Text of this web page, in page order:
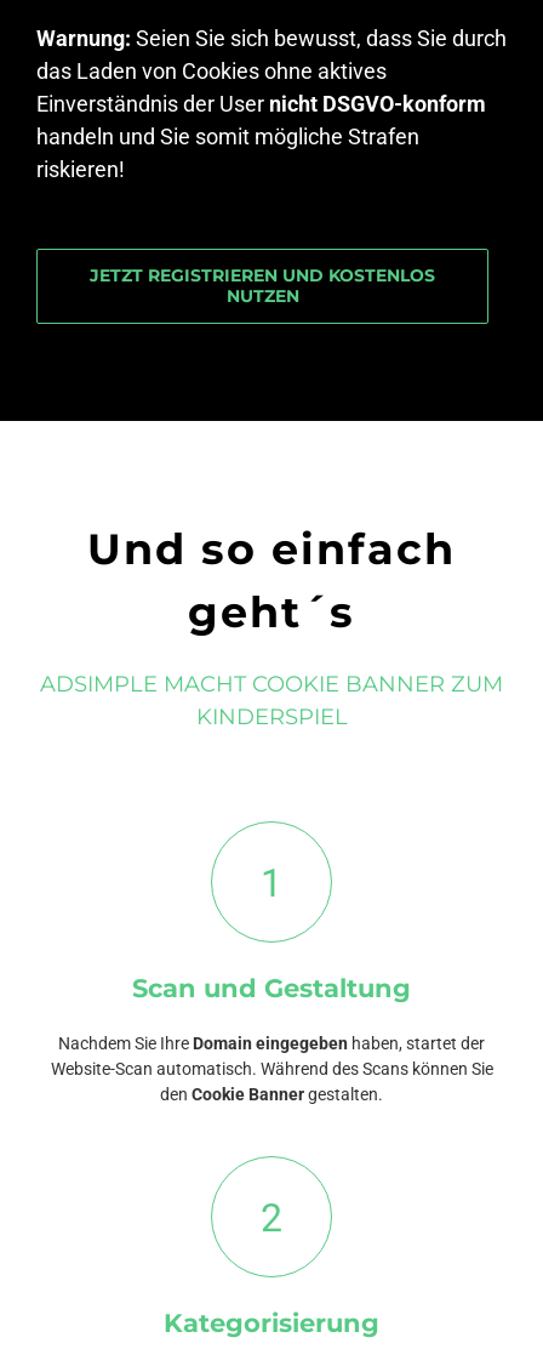
Warnung: Seien Sie sich bewusst, dass Sie durch
das Laden von Cookies ohne aktives
Einverständnis der User nicht DSGVO-konform
handeln und Sie somit mögliche Strafen
riskieren!
JETZT REGISTRIEREN UND KOSTENLOS
NUTZEN
Und so einfach
geht´s
ADSIMPLE MACHT COOKIE BANNER ZUM
KINDERSPIEL
1
Scan und Gestaltung
Nachdem Sie Ihre Domain eingegeben haben, startet der
Website-Scan automatisch. Während des Scans können Sie
den Cookie Bannergestalten.
2
Kategorisierung